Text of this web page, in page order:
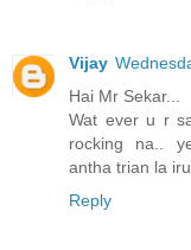
Vijay
Hai Mr Sekar...
Wat ever u r
rocking na..
antha trian la
Reply